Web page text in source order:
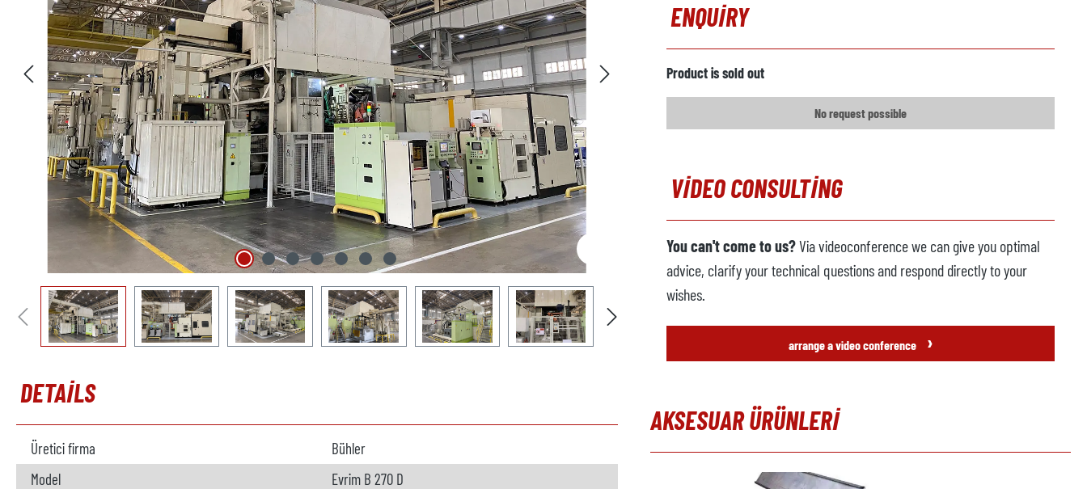
DETAILS
Üretici firma
Bühler
Model
Evrim B 270 D
ENQUIRY
Product is sold out
No request possible
VIDEO CONSULTING
You can't come to us?Via videoconference we can give you optimal
advice, clarify your technical questions and respond directly to your
wishes.
arrange a video conference ›
AKSESUAR ÜRÜNLERI